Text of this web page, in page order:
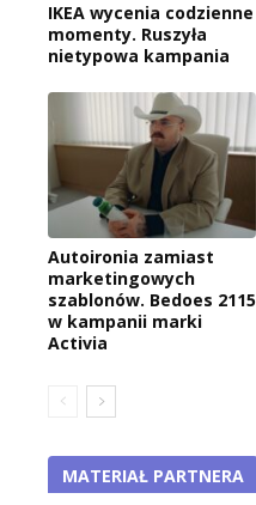
IKEA wycenia codzienne
momenty. Ruszyła
nietypowa kampania
Autoironia zamiast
marketingowych
szablonów. Bedoes 2115
w kampanii marki
Activia
MATERIAŁ PARTNERA